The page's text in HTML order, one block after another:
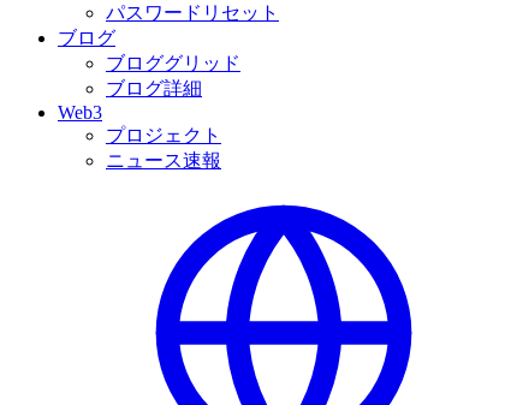
パスワードリセット
ブログ
ブロググリッド
ブログ詳細
Web3
プロジェクト
ニュース速報